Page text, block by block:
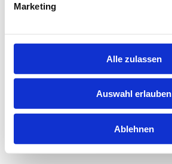
Marketing
Alle zulassen
Auswahl erlauben
Ablehnen